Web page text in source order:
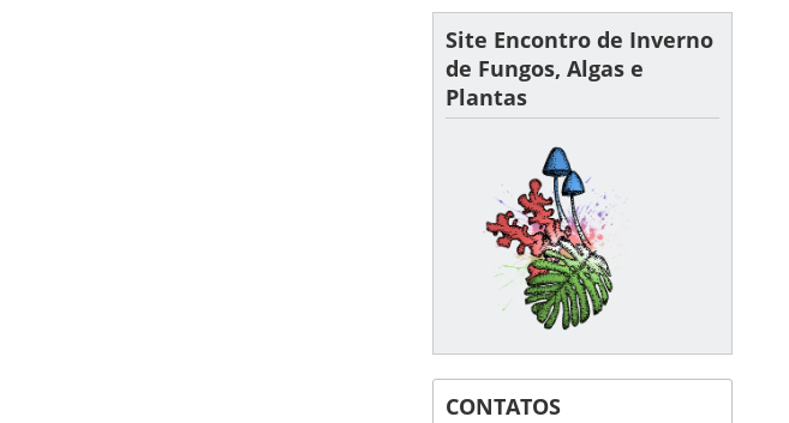
Site Encontro de Inverno
de Fungos, Algas e
Plantas
CONTATOS